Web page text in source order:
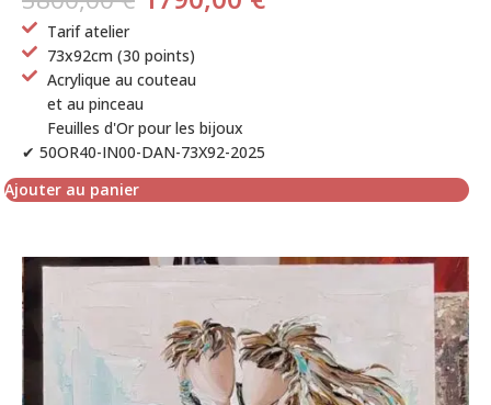
Tarif atelier
73x92cm (30 points)
Acrylique au couteau
et au pinceau
Feuilles d'Or pour les bijoux
✔ 50OR40-IN00-DAN-73X92-2025
Ajouter au panier